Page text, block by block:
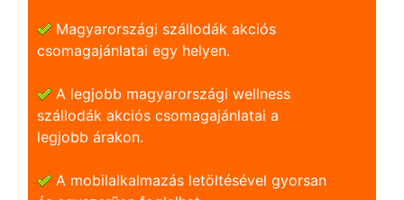
Magyarországi szállodák akciós
csomagajánlatai egy helyen.
A legjobb magyarországi wellness
szállodák akciós csomagajánlatai a
legjobb árakon.
A mobilalkalmazás letöltésével gyorsan